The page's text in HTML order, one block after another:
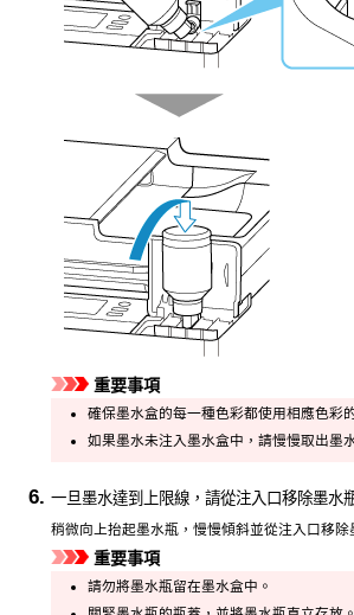
重要事項
確保墨水盒的每一種色彩都使用相應色彩
如果墨水未注入墨水盒中，請慢慢取出墨
一旦墨水達到 上限線 ，請從注入口移除墨水
稍微向上抬起墨水瓶，慢慢傾斜並從注入口移除
重要事項
請勿將墨水瓶留在墨水盒中。